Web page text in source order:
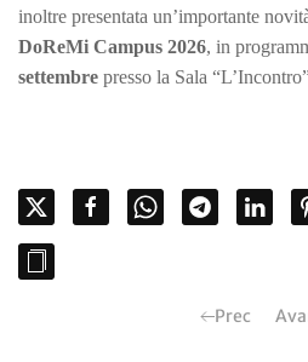
inoltre presentata un’importante
DoReMi Campus 2026, in
settembre presso la Sala
Prec